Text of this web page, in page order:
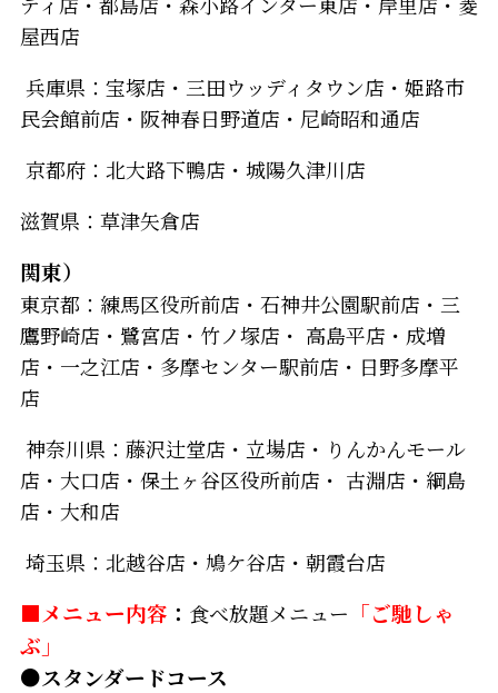
屋西店
兵庫県：宝塚店・三田ウッディタウン店・姫路市
民会館前店・阪神春日野道店・尼崎昭和通店
京都府：北大路下鴨店・城陽久津川店
滋賀県：草津矢倉店
関東）
東京都：練馬区役所前店・石神井公園駅前店・三
鷹野崎店・鷺宮店・竹ノ塚店・ 高島平店・成増
店・一之江店・多摩センター駅前店・日野多摩平
店
神奈川県：藤沢辻堂店・立場店・りんかんモール
店・大口店・保土ヶ谷区役所前店・ 古淵店・綱島
店・大和店
埼玉県：北越谷店・鳩ケ谷店・朝霞台店
■メニュー内容 ： 食べ放題メニュー 「ご馳しゃ
ぶ」
●スタンダードコース